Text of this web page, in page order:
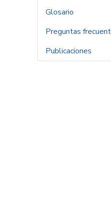
Glosario
Preguntas
Publicaciones